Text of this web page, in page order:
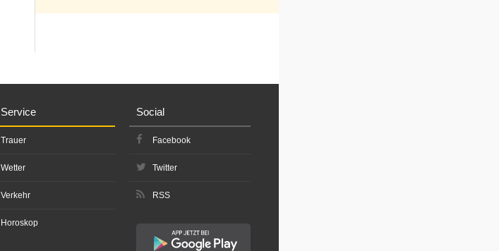
Service
Trauer
Wetter
Verkehr
Horoskop
Social
Facebook
Twitter
RSS